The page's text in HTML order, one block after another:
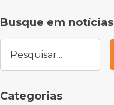
Busque em notícias
Categorias